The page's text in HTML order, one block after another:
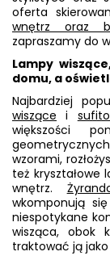
oferta
wnętrz oraz
zapraszamy do
Lampy
domu, a
Najbardziej
wiszące i
większości
wzorami,
też kryształowe
wnętrz.
wkomponują
niespotykane
wisząca, obok
traktować ją